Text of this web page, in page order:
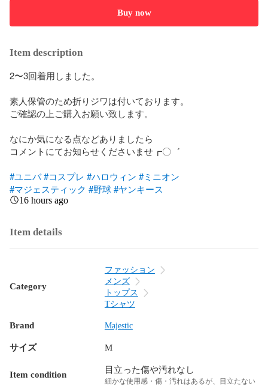
Buy now
Item description
2〜3回着用しました。
素人保管のため折りジワは付いております。
ご確認の上ご購入お願い致します。
なにか気になる点などありましたら
コメントにてお知らせくださいませ┏〇゛
#ユニバ#コスプレ #ハロウィン #ミニオン
#マジェスティック #野球#ヤンキース
16 hours ago
Item details
Category
ファッション
メンズ
トップス
Tシャツ
Brand Majestic
サイズ M
Item condition 目立った傷や汚れなし
細かな使用感・傷・汚れはあるが、目立たない